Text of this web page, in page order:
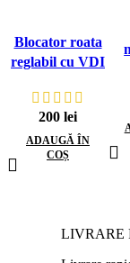
Blocator roata
reglabil cu VDI
platforma/trailer
200 lei
ADAUGĂ ÎN
COȘ
LIVRARE